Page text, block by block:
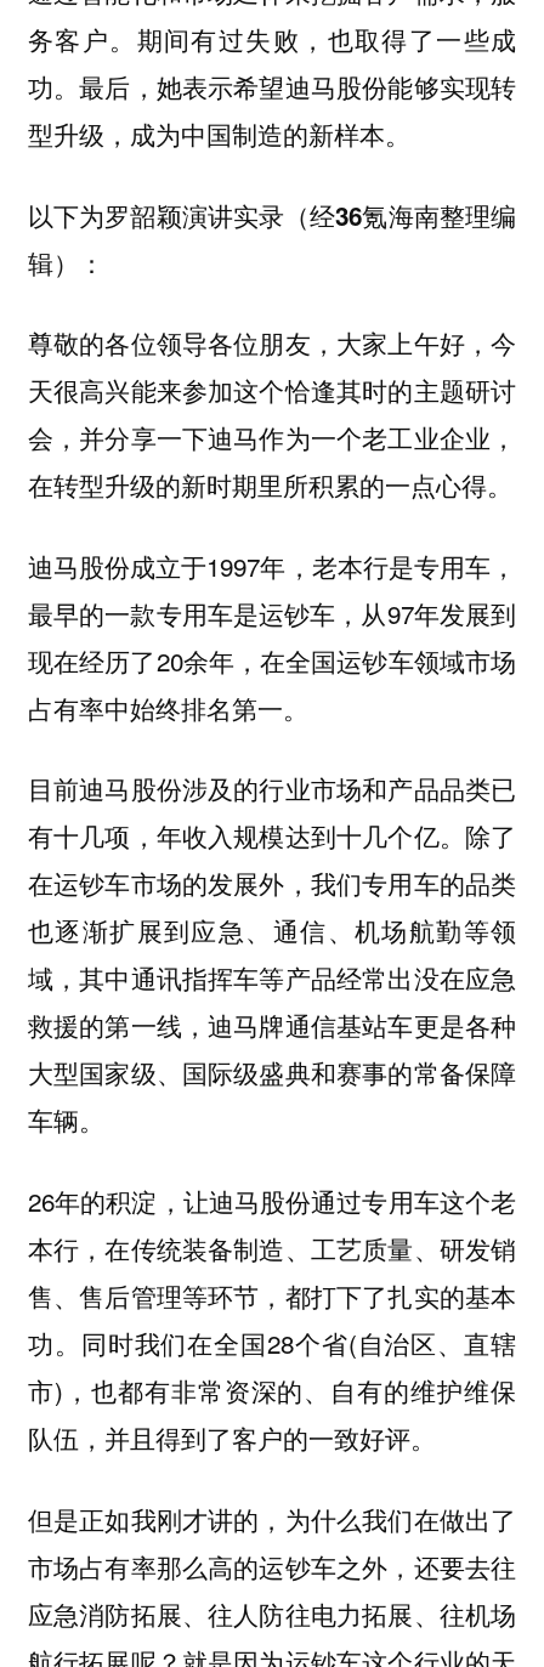
务客户。期间有过失败，也取得了一些成
功。最后，她表示希望迪马股份能够实现转
型升级，成为中国制造的新样本。
以下为罗韶颖演讲实录（经36氪海南整理编
辑）：
尊敬的各位领导各位朋友，大家上午好，今
天很高兴能来参加这个恰逢其时的主题研讨
会，并分享一下迪马作为一个老工业企业，
在转型升级的新时期里所积累的一点心得。
迪马股份成立于1997年，老本行是专用车，
最早的一款专用车是运钞车，从97年发展到
现在经历了20余年，在全国运钞车领域市场
占有率中始终排名第一。
目前迪马股份涉及的行业市场和产品品类已
有十几项，年收入规模达到十几个亿。除了
在运钞车市场的发展外，我们专用车的品类
也逐渐扩展到应急、通信、机场航勤等领
域，其中通讯指挥车等产品经常出没在应急
救援的第一线，迪马牌通信基站车更是各种
大型国家级、国际级盛典和赛事的常备保障
车辆。
26年的积淀，让迪马股份通过专用车这个老
本行，在传统装备制造、工艺质量、研发销
售、售后管理等环节，都打下了扎实的基本
功。同时我们在全国28个省(自治区、直辖
市)，也都有非常资深的、自有的维护维保
队伍，并且得到了客户的一致好评。
但是正如我刚才讲的，为什么我们在做出了
市场占有率那么高的运钞车之外，还要去往
应急消防拓展、往人防往电力拓展、往机场